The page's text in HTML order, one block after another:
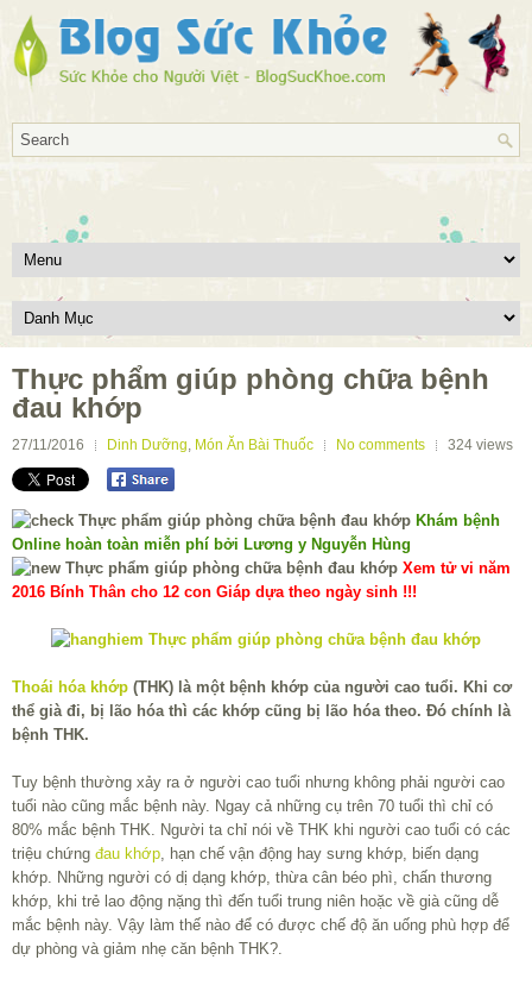
Thực phẩm giúp phòng chữa bệnh
đau khớp
27/11/2016 Dinh Dưỡng, Món Ăn Bài Thuốc No comments 324 views
Khám bệnh
Online hoàn toàn miễn phí bởi Lương y Nguyễn Hùng
Xem tử vi năm
2016 Bính Thân cho 12 con Giáp dựa theo ngày sinh !!!
Thoái hóa khớp (THK) là một bệnh khớp của người cao tuổi. Khi cơ
thể già đi, bị lão hóa thì các khớp cũng bị lão hóa theo. Đó chính là
bệnh THK.
Tuy bệnh thường xảy ra ở người cao tuổi nhưng không phải người cao
tuổi nào cũng mắc bệnh này. Ngay cả những cụ trên 70 tuổi thì chỉ có
80% mắc bệnh THK. Người ta chỉ nói về THK khi người cao tuổi có các
triệu chứng đau khớp, hạn chế vận động hay sưng khớp, biến dạng
khớp. Những người có dị dạng khớp, thừa cân béo phì, chấn thương
khớp, khi trẻ lao động nặng thì đến tuổi trung niên hoặc về già cũng dễ
mắc bệnh này. Vậy làm thế nào để có được chế độ ăn uống phù hợp để
dự phòng và giảm nhẹ căn bệnh THK?.